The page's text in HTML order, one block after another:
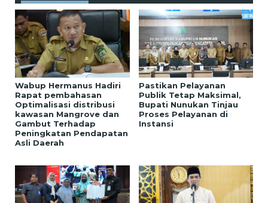
Wabup Hermanus Hadiri
Rapat pembahasan
Optimalisasi distribusi
kawasan Mangrove dan
Gambut Terhadap
Peningkatan Pendapatan
Asli Daerah
Pastikan Pelayanan
Publik Tetap Maksimal,
Bupati Nunukan Tinjau
Proses Pelayanan di
Instansi